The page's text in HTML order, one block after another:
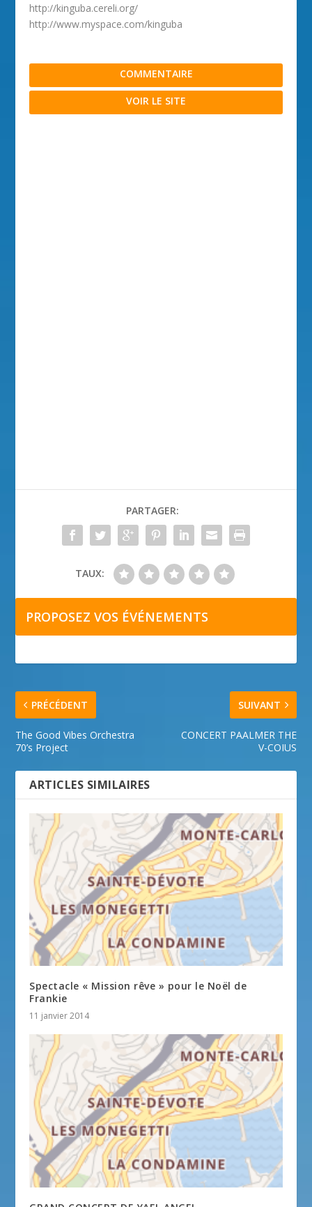
http://kinguba.cereli.org/
http://www.myspace.com/kinguba
COMMENTAIRE
VOIR LE SITE
PARTAGER:
TAUX:
PROPOSEZ VOS ÉVÉNEMENTS
PRÉCÉDENT
The Good Vibes Orchestra
70’s Project
SUIVANT
CONCERT PAALMER THE
V-COIUS
ARTICLES SIMILAIRES
Spectacle « Mission rêve » pour le Noël de
Frankie
11 janvier 2014